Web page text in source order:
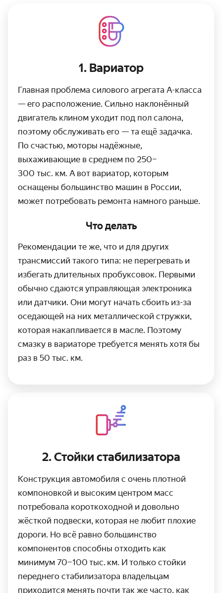
1. Вариатор
Главная проблема силового агрегата А-класса
— его расположение. Сильно наклонённый
двигатель клином уходит под пол салона,
поэтому обслуживать его — та ещё задачка.
По счастью, моторы надёжные,
выхаживающие в среднем по 250–
300 тыс. км. А вот вариатор, которым
оснащены большинство машин в России,
может потребовать ремонта намного раньше.
Что делать
Рекомендации те же, что и для других
трансмиссий такого типа: не перегревать и
избегать длительных пробуксовок. Первыми
обычно сдаются управляющая электроника
или датчики. Они могут начать сбоить из-за
оседающей на них металлической стружки,
которая накаплива­ется в масле. Поэтому
смазку в вариаторе требуется менять хотя бы
раз в 50 тыс. км.
2. Стойки стабилизатора
Конструкция автомобиля с очень плотной
компоновкой и высоким центром масс
потребовала короткоходной и довольно
жёсткой подвески, которая не любит плохие
дороги. Но всё равно большинство
компонентов способны отходить как
минимум 70–100 тыс. км. И только стойки
переднего стабилизатора владельцам
приходится менять почти так же часто, как